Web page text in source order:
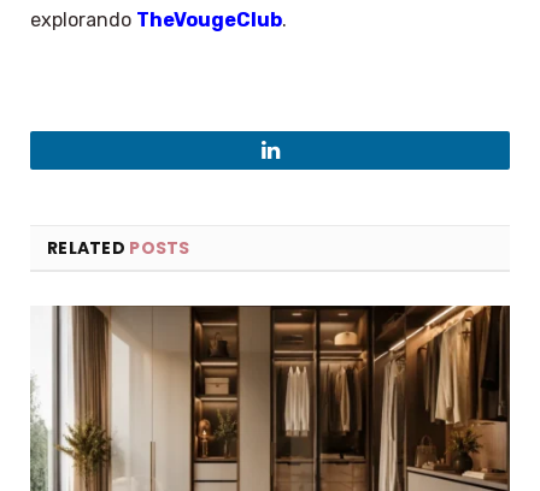
explorando TheVougeClub.
LinkedIn
RELATED POSTS